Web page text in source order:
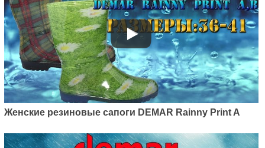
Женские резиновые сапоги DEMAR Rainny Print A